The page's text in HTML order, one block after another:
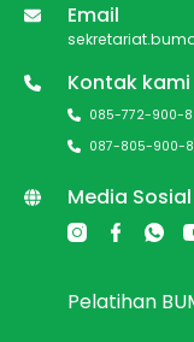
Email
Kontak kami
085-772-900-
087-805-900-
Media Sosial
Pelatihan